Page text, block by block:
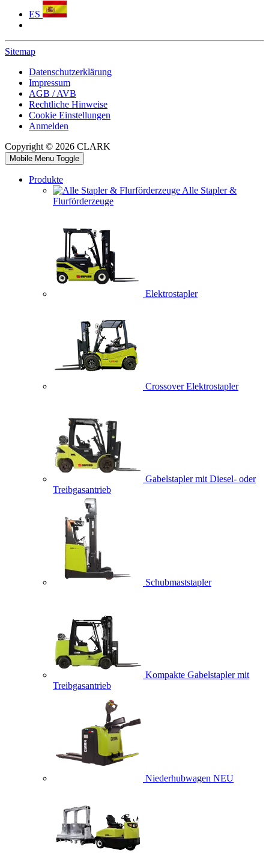
ES
Sitemap
Datenschutzerklärung
Impressum
AGB / AVB
Rechtliche Hinweise
Cookie Einstellungen
Anmelden
Copyright © 2026 CLARK
Mobile Menu Toggle
Produkte
Alle Stapler &
Flurförderzeuge
Elektrostapler
Crossover Elektrostapler
Gabelstapler mit Diesel- oder
Treibgasantrieb
Schubmaststapler
Kompakte Gabelstapler mit
Treibgasantrieb
Niederhubwagen NEU